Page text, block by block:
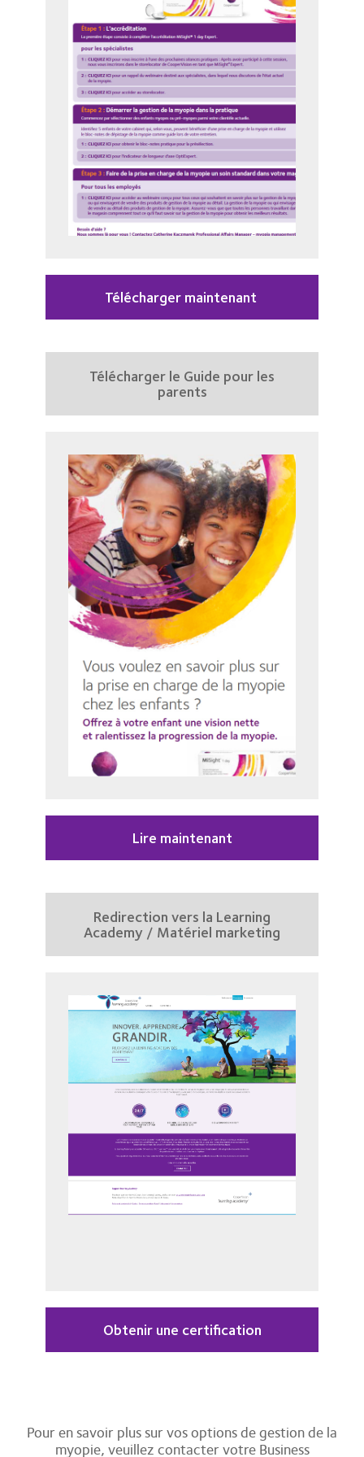
Télécharger maintenant
Télécharger le Guide pour les
parents
Lire maintenant
Redirection vers la Learning
Academy / Matériel marketing
Obtenir une certification
Pour en savoir plus sur vos options de gestion de la
myopie, veuillez contacter votre Business